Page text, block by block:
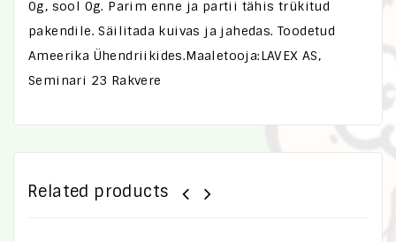
0g, sool 0g. Parim enne ja partii tähis trükitud
pakendile. Säilitada kuivas ja jahedas. Toodetud
Ameerika Ühendriikides.Maaletooja:LAVEX AS,
Seminari 23 Rakvere
Related products